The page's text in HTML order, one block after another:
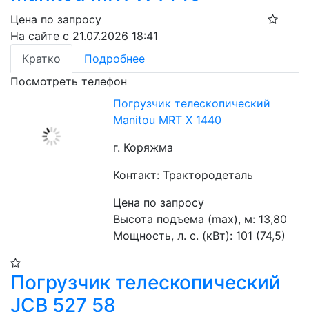
Цена по запросу
На сайте с 21.07.2026 18:41
Кратко
Подробнее
Посмотреть телефон
Погрузчик телескопический
Manitou MRT X 1440
г. Коряжма
Контакт: Трактородеталь
Цена по запросу
Высота подъема (max), м: 13,80
Мощность, л. с. (кВт): 101 (74,5)
Погрузчик телескопический
JCB 527 58